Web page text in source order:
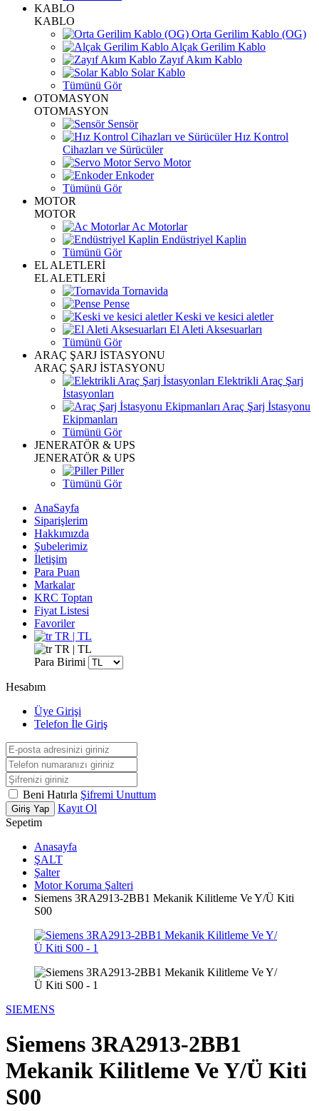
KABLO
KABLO
Orta Gerilim Kablo (OG)
Alçak Gerilim Kablo
Zayıf Akım Kablo
Solar Kablo
Tümünü Gör
OTOMASYON
OTOMASYON
Sensör
Hız Kontrol
Cihazları ve Sürücüler
Servo Motor
Enkoder
Tümünü Gör
MOTOR
MOTOR
Ac Motorlar
Endüstriyel Kaplin
Tümünü Gör
EL ALETLERİ
EL ALETLERİ
Tornavida
Pense
Keski ve kesici aletler
El Aleti Aksesuarları
Tümünü Gör
ARAÇ ŞARJ İSTASYONU
ARAÇ ŞARJ İSTASYONU
Elektrikli Araç Şarj
İstasyonları
Araç Şarj İstasyonu
Ekipmanları
Tümünü Gör
JENERATÖR & UPS
JENERATÖR & UPS
Piller
Tümünü Gör
AnaSayfa
Siparişlerim
Hakkımızda
Şubelerimiz
İletişim
Para Puan
Markalar
KRC Toptan
Fiyat Listesi
Favoriler
TR | TL
TR | TL
Para Birimi
Hesabım
Üye Girişi
Telefon İle Giriş
Beni Hatırla Şifremi Unuttum
Giriş Yap
Kayıt Ol
Sepetim
Anasayfa
ŞALT
Şalter
Motor Koruma Şalteri
Siemens 3RA2913-2BB1 Mekanik Kilitleme Ve Y/Ü Kiti
S00
SIEMENS
Siemens 3RA2913-2BB1
Mekanik Kilitleme Ve Y/Ü Kiti
S00